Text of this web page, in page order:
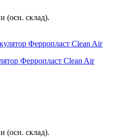
(осн. склад).
Ферропласт Clean Air
(осн. склад).